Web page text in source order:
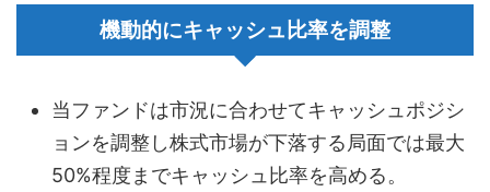
機動的にキャッシュ比率を調整
当ファンドは市況に合わせてキャッシュポジシ
ョンを調整し株式市場が下落する局面では最大
50%程度までキャッシュ比率を高める。